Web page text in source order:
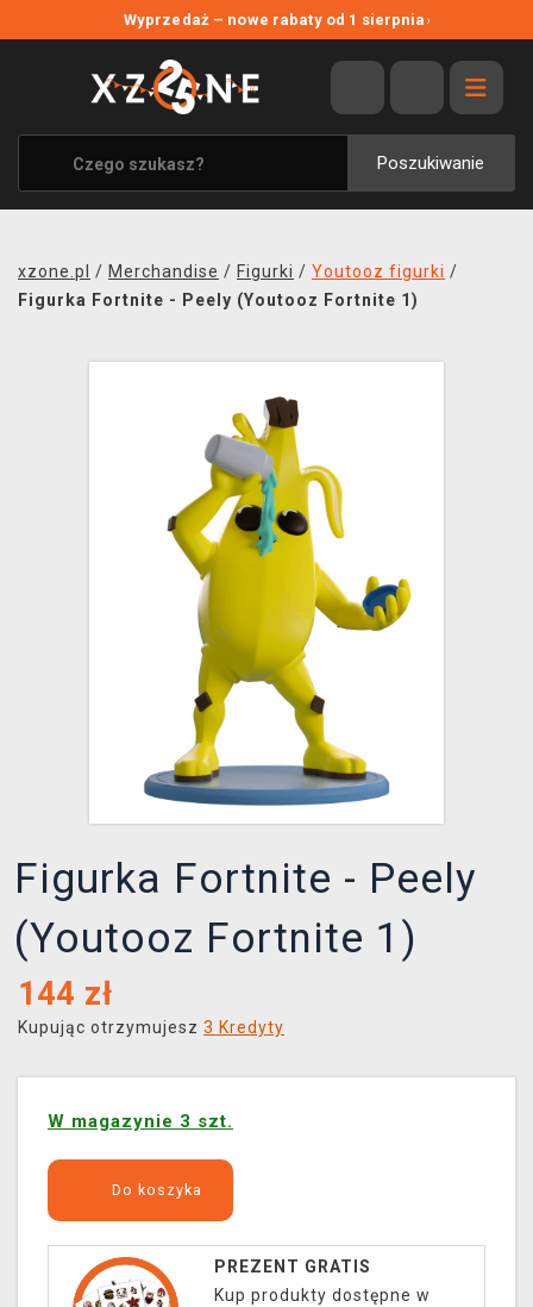
Wyprzedaż – nowe rabaty od 1 sierpnia›
Poszukiwanie
WYPRZEDAŻ
WSZYSTKIE MARKI
XZONE ORIGINALS
UBRANIA I AKCESORIA
SOUNDTRACKI
xzone.pl / Merchandise / Figurki / Youtooz figurki /
Figurka Fortnite - Peely (Youtooz Fortnite 1)
Figurka Fortnite - Peely
(Youtooz Fortnite 1)
144 zł
Kupując otrzymujesz 3 Kredyty
W magazynie 3 szt.
Do koszyka
PREZENT GRATIS
Kup produkty dostępne w